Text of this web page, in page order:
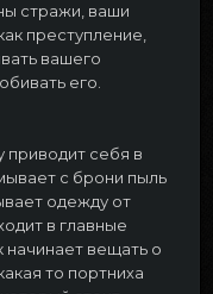
стражи, ваши
преступление,
вашего
его.
приводит себя в
с брони пыль
одежду от
в главные
начинает вещать о
то портниха